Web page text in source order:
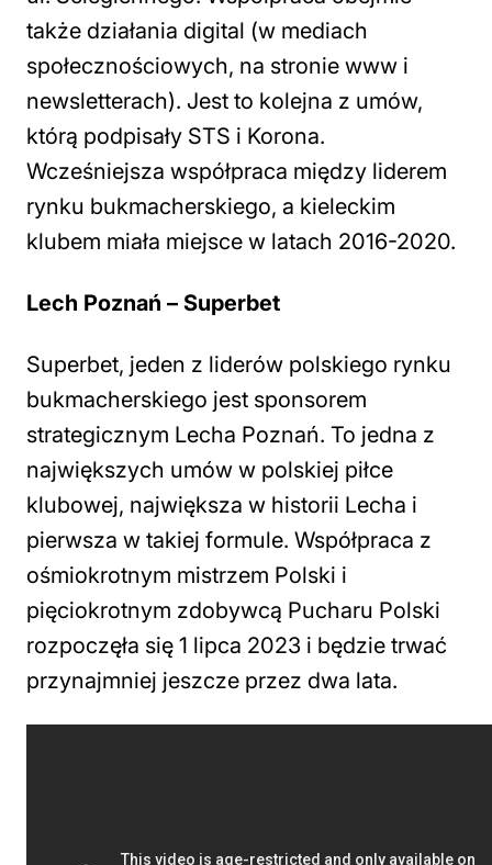
także działania digital (w mediach
społecznościowych, na stronie www i
newsletterach). Jest to kolejna z umów,
którą podpisały STS i Korona.
Wcześniejsza współpraca między liderem
rynku bukmacherskiego, a kieleckim
klubem miała miejsce w latach 2016-2020.
Lech Poznań – Superbet
Superbet, jeden z liderów polskiego rynku
bukmacherskiego jest sponsorem
strategicznym Lecha Poznań. To jedna z
największych umów w polskiej piłce
klubowej, największa w historii Lecha i
pierwsza w takiej formule. Współpraca z
ośmiokrotnym mistrzem Polski i
pięciokrotnym zdobywcą Pucharu Polski
rozpoczęła się 1 lipca 2023 i będzie trwać
przynajmniej jeszcze przez dwa lata.